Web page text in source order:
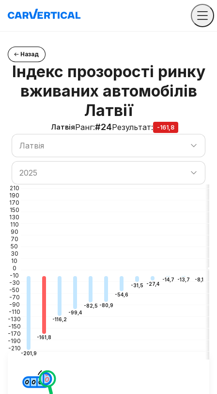
Назад
Індекс прозорості ринку
вживаних автомобілів
Латвії
ЛатвіяРанг:#24Результат: -161,8
Пошук країни
Латвія
Пошук країни
2025
210
190
170
150
130
110
90
70
50
30
10
0
-10
-30
-50
-70
-90
-110
-130
-150
-170
-190
-210
-201,9
-161,8
-116,2
-99,4
-82,5 -80,9
-54,6
-31,5 -27,4
-14,7 -13,7 -8,1